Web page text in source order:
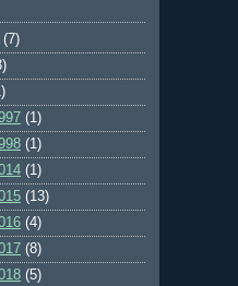
(7)
(1)
(1)
(1)
(13)
(4)
(8)
(5)